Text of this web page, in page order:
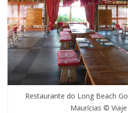
Restaurante do Long Beach
Maurícias ©